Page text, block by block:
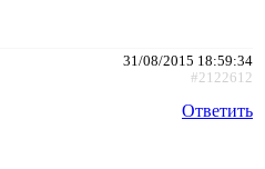
31/08/2015 18:59:34
#2122612
Ответить